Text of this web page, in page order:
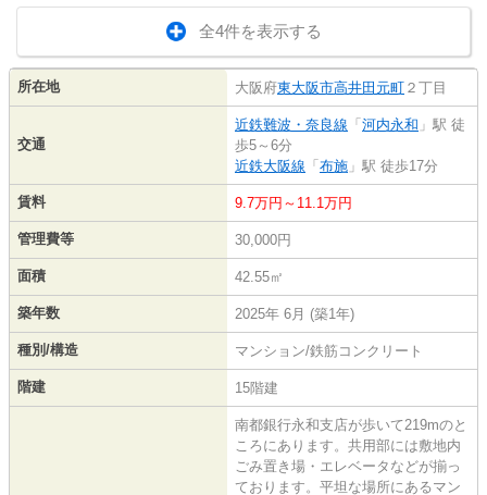
全4件を表示する
所在地 大阪府東大阪市高井田元町 ２丁目
交通
近鉄難波・奈良線 「 河内永和 」駅 徒
歩5～6分
近鉄大阪線 「 布施 」駅 徒歩17分
賃料 9.7万円～11.1万円
管理費等 30,000円
面積 42.55㎡
築年数 2025年 6月 (築1年)
種別/構造 マンション/鉄筋コンクリート
階建 15階建
南都銀行永和支店が歩いて219mのと
ころにあります。共用部には敷地内
ごみ置き場・エレベータなどが揃っ
ております。平坦な場所にあるマン